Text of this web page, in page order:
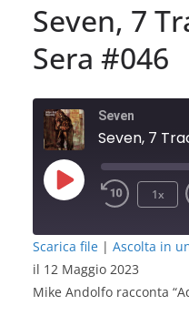
Seven, 7
Sera #046
Seven
Seven, 7
Play
1x
RSS FEED
SHARE
Scarica file | Ascolta in
il 12 Maggio 2023
Mike Andolfo racconta